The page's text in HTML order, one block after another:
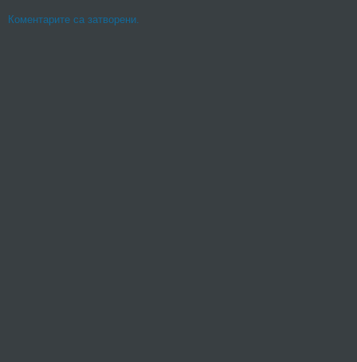
Коментарите са затворени.